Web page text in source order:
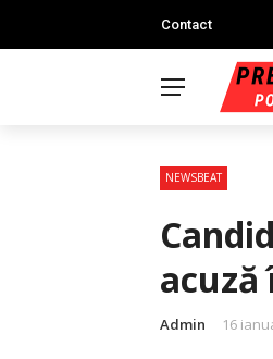
Contact
NEWSBEAT
acuză
Admin 16